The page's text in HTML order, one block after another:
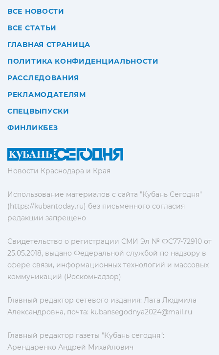
Новости Краснодара и Края
Использование материалов с сайта "Кубань Сегодня"
(https://kubantoday.ru) без письменного согласия
редакции запрещено
Свидетельство о регистрации СМИ Эл № ФС77-72910 от
25.05.2018, выдано Федеральной службой по надзору в
сфере связи, информационных технологий и массовых
коммуникаций (Роскомнадзор)
Главный редактор сетевого издания: Лата Людмила
Александровна, почта: kubansegodnya2024@mail.ru
Главный редактор газеты "Кубань сегодня":
Арендаренко Андрей Михайлович
ВСЕ НОВОСТИ
ВСЕ СТАТЬИ
ГЛАВНАЯ СТРАНИЦА
ПОЛИТИКА КОНФИДЕНЦИАЛЬНОСТИ
РАССЛЕДОВАНИЯ
РЕКЛАМОДАТЕЛЯМ
СПЕЦВЫПУСКИ
ФИНЛИКБЕЗ